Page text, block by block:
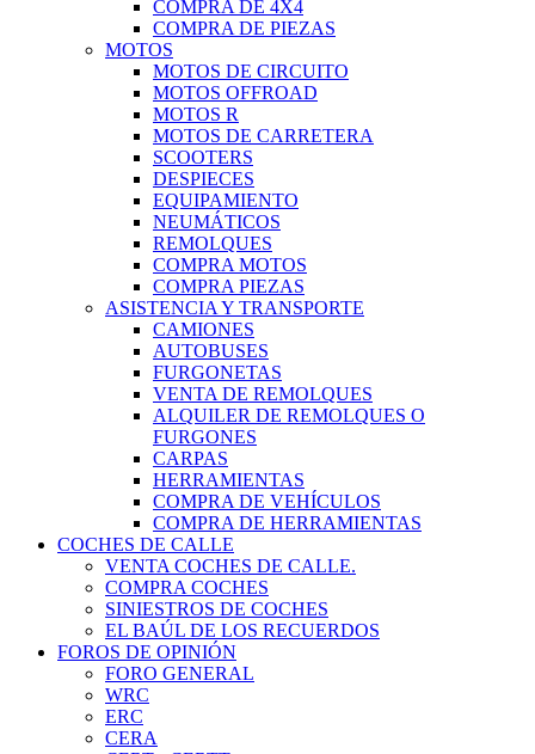
COMPRA DE 4X4
COMPRA DE PIEZAS
MOTOS
MOTOS DE CIRCUITO
MOTOS OFFROAD
MOTOS R
MOTOS DE CARRETERA
SCOOTERS
DESPIECES
EQUIPAMIENTO
NEUMÁTICOS
REMOLQUES
COMPRA MOTOS
COMPRA PIEZAS
ASISTENCIA Y TRANSPORTE
CAMIONES
AUTOBUSES
FURGONETAS
VENTA DE REMOLQUES
ALQUILER DE REMOLQUES O
FURGONES
CARPAS
HERRAMIENTAS
COMPRA DE VEHÍCULOS
COMPRA DE HERRAMIENTAS
COCHES DE CALLE
VENTA COCHES DE CALLE.
COMPRA COCHES
SINIESTROS DE COCHES
EL BAÚL DE LOS RECUERDOS
FOROS DE OPINIÓN
FORO GENERAL
WRC
ERC
CERA